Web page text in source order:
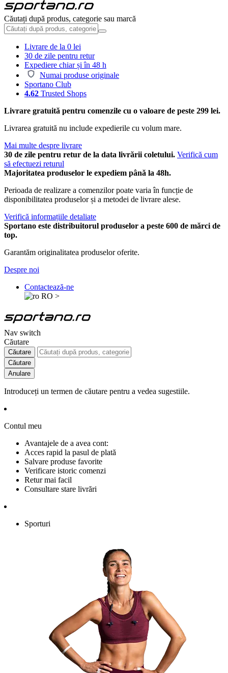
Căutați după produs, categorie sau marcă
Livrare de la 0 lei
30 de zile pentru retur
Expediere chiar și în 48 h
Numai produse originale
Sportano Club
4.62 Trusted Shops
Livrare gratuită pentru comenzile cu o valoare de peste 299 lei.
Livrarea gratuită nu include expedierile cu volum mare.
Mai multe despre livrare
30 de zile pentru retur de la data livrării coletului. Verifică cum
să efectuezi returul
Majoritatea produselor le expediem până la 48h.
Perioada de realizare a comenzilor poate varia în funcție de
disponibilitatea produselor și a metodei de livrare alese.
Verifică informațiile detaliate
Sportano este distribuitorul produselor a peste 600 de mărci de
top.
Garantăm originalitatea produselor oferite.
Despre noi
Contactează-ne
RO >
Nav switch
Căutare
Căutare
Căutare
Anulare
Introduceți un termen de căutare pentru a vedea sugestiile.
Contul meu
Avantajele de a avea cont:
Acces rapid la pasul de plată
Salvare produse favorite
Verificare istoric comenzi
Retur mai facil
Consultare stare livrări
Sporturi